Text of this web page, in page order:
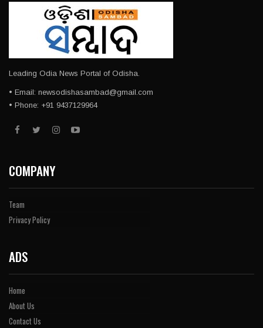
Leading Odia News Portal of Odisha.
• Email: newsodishasambad@gmail.com
• Phone: +91 9437129964
COMPANY
Team
Privacy Policy
ADS
Home
About Us
Contact Us